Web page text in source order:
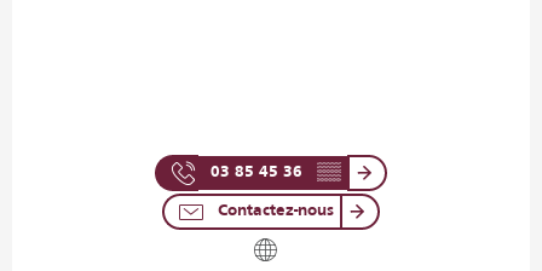
03 85 45 36 ▒▒
Contactez-nous